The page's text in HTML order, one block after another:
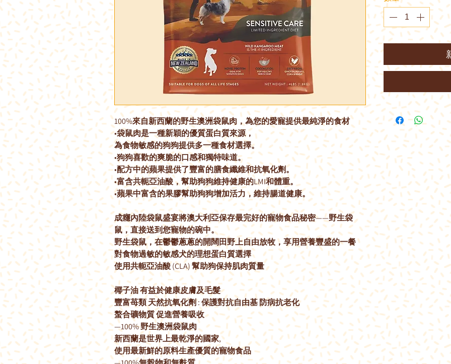
100%來自新西蘭的野生澳洲袋鼠肉，為您的愛寵提供最純淨的食材
•袋鼠肉是一種新穎的優質蛋白質來源，
為食物敏感的狗狗提供多一種食材選擇。
•狗狗喜歡的爽脆的口感和獨特味道。
•配方中的蘋果提供了豐富的膳食纖維和抗氧化劑。
•富含共軛亞油酸，幫助狗狗維持健康的LMI和體重。
•蘋果中富含的果膠幫助狗狗增加活力，維持腸道健康。
成癮內陸袋鼠盛宴將澳大利亞保存最完好的寵物食品秘密——野生袋
鼠，直接送到您寵物的碗中。
野生袋鼠，在鬱鬱蔥蔥的開闊田野上自由放牧，享用營養豐盛的一餐
對食物過敏的敏感犬的理想蛋白質選擇
使用共軛亞油酸 (CLA) 幫助狗保持肌肉質量
椰子油 有益於健康皮膚及毛髮
豐富苺類 天然抗氧化劑 : 保護對抗自由基 防病抗老化
螯合礦物質 促進營養吸收
—100% 野生澳洲袋鼠肉
新西蘭是世界上最乾淨的國家,
使用最新鮮的原料生產優質的寵物食品